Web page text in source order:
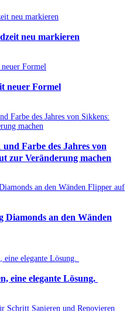
neu markieren
neuer Formel
Farbe des Jahres von
zur Veränderung machen
Diamonds an den Wänden
eine elegante Lösung.